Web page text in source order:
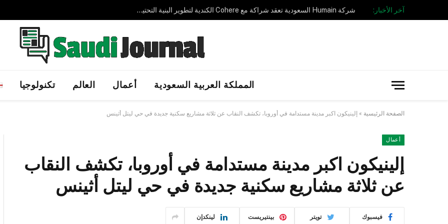
آخر الأخبار: شركة AVELIN AI الإماراتية الناشئة تجمع 3.7 مليون دولار لتوسيع حلول الذكاء الاصطناعي السيادي عالميًا
المملكة العربية السعودية أعمال العالم تكنولوجيا
الصفحة الرئيسية » إلينيكون اكبر مدينة مستدامة في أوروبا، تكشف النقاب عن ثلاثة مشاريع سكنية جديدة في حي ليتل أثينس
أعمال
إلينيكون اكبر مدينة مستدامة في أوروبا، تكشف النقاب
عن ثلاثة مشاريع سكنية جديدة في حي ليتل أثينس
فيسبوك تويتر بينتيريست لينكدإن